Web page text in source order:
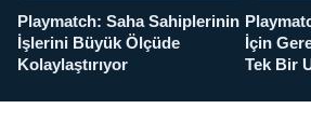
Playmatch: Saha Sahiplerinin
İşlerini Büyük Ölçüde
Kolaylaştırıyor
İçin
Tek Bir